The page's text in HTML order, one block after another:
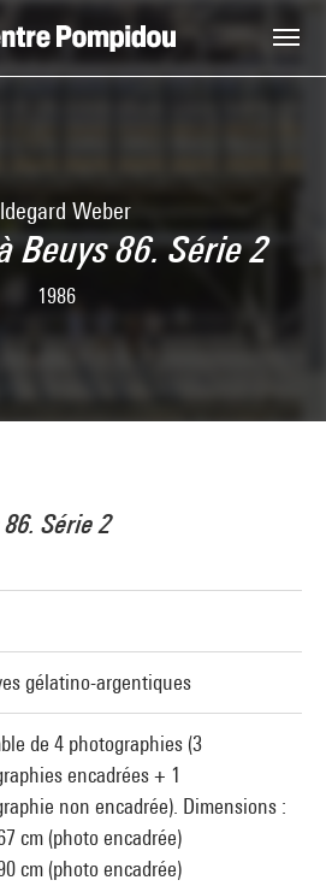
Weber
Beuys 86. Série 2
1986
Série 2
gélatino-argentiques
de 4 photographies (3
encadrées + 1
non encadrée). Dimensions :
cm (photo encadrée)
cm (photo encadrée)